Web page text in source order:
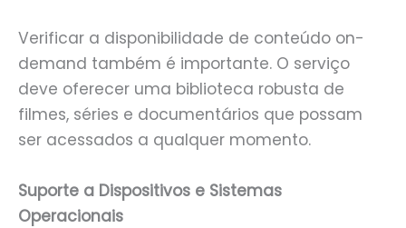
Verificar a disponibilidade de conteúdo on-
demand também é importante. O serviço
deve oferecer uma biblioteca robusta de
filmes, séries e documentários que possam
ser acessados a qualquer momento.
Suporte a Dispositivos e Sistemas
Operacionais